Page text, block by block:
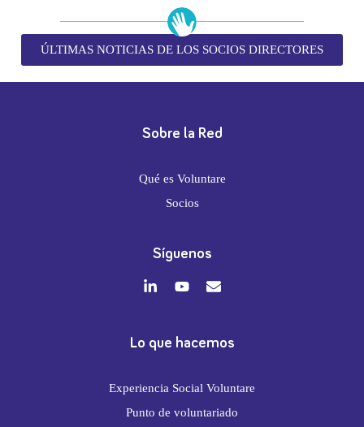
ÚLTIMAS NOTICIAS DE LOS SOCIOS DIRECTORES
Sobre la Red
Qué es Voluntare
Socios
Síguenos
Lo que hacemos
Experiencia Social Voluntare
Punto de voluntariado